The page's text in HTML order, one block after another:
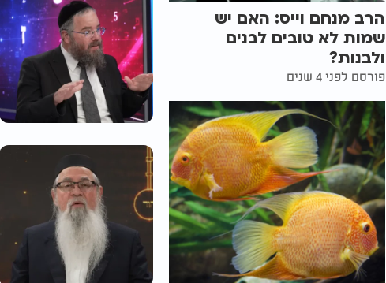
הרב מנחם וייס: האם יש
שמות לא טובים לבנים
ולבנות?
פורסם לפני 4 שנים